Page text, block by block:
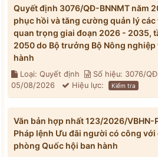
Quyết định 3076/QĐ-BNNMT năm
phục hồi và tăng cường quản lý
quan trọng giai đoạn 2026 - 2035,
2050 do Bộ trưởng Bộ Nông
hành
Loại: Quyết định Số hiệu: 3076/
05/08/2026
Hiệu lực: Kiểm tra
Văn bản hợp nhất 123/2026/VBHN-
Pháp lệnh Ưu đãi người có công với
phòng Quốc hội ban hành